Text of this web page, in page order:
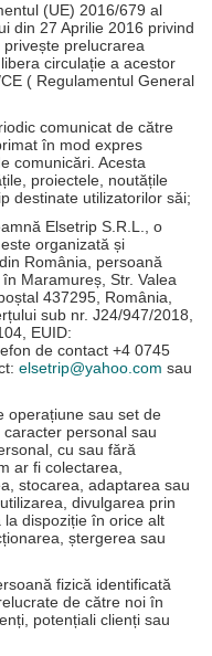
(UE) 2016/679 al
din 27 Aprilie 2016 privind
prelucrarea
circulație a acestor
( Regulamentul General
comunicat de către
în mod expres
comunicări. Acesta
proiectele, noutățile
destinate utilizatorilor săi;
Elsetrip S.R.L., o
organizată și
România, persoană
Maramureș, Str. Valea
437295, România,
sub nr. J24/947/2018,
EUID:
de contact +4 0745
elsetrip@yahoo.com sau
operațiune sau set de
personal sau
cu sau fără
ar fi colectarea,
stocarea, adaptarea sau
divulgarea prin
dispoziție în orice alt
ștergerea sau
fizică identificată
de către noi în
potențiali clienți sau